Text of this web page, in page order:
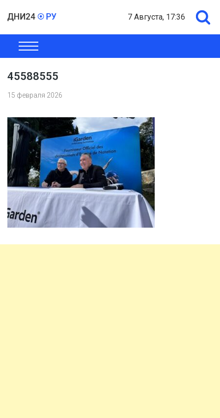
7 Августа, 17:36
ОБЩЕСТВО
45588555
15 февраля 2026